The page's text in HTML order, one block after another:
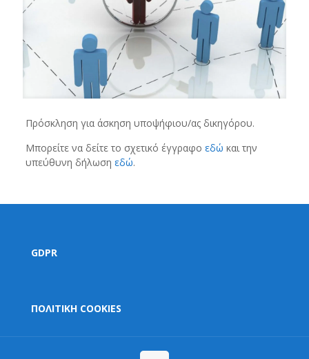
Πρόσκληση για άσκηση υποψήφιου/ας δικηγόρου.
Μπορείτε να δείτε το σχετικό έγγραφο εδώ και την
υπεύθυνη δήλωση εδώ.
GDPR
ΠΟΛΙΤΙΚΗ COOKIES